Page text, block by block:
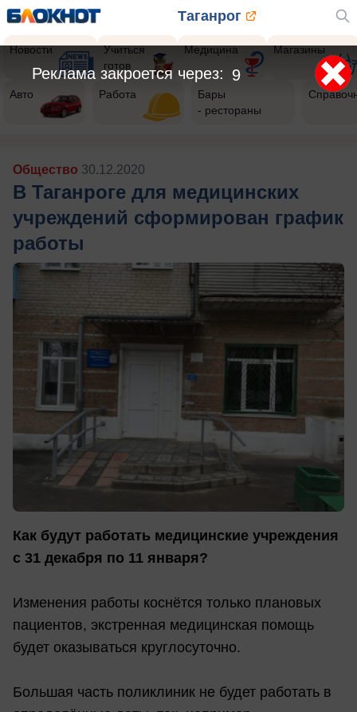
Таганрог
Новости
Учиться
готов
Медицина Магазины
Авто Работа
Бары
- рестораны
Общество 30.12.2020
В Таганроге для медицинских
учреждений сформирован график
работы
Как будут работать медицинские учреждения
с 31 декабря по 11 января?
Изменения работы коснётся только плановых
пациентов, экстренная медицинская помощь
будет оказываться круглосуточно.
Большая часть поликлиник не будет работать в
7
Реклама закроется через: